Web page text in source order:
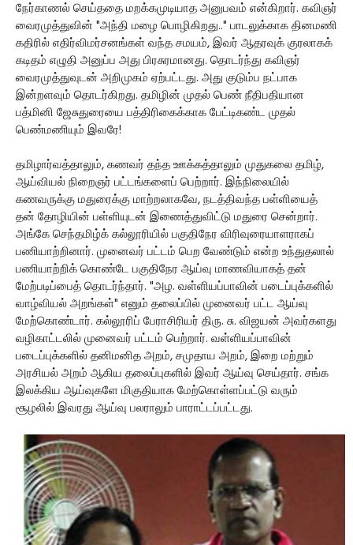
நேர்காணல் செய்ததை மறக்கமுடியாத அனுபவம் என்கிறார். கவிஞர்
வைரமுத்துவின் "அந்தி மழை பொழிகிறது.." பாடலுக்காக தினமணி
கதிரில் எதிர்விமர்சனங்கள் வந்த சமயம், இவர் ஆதரவுக் குரலாகக்
கடிதம் எழுதி அனுப்ப அது பிரசுரமானது. தொடர்ந்து கவிஞர்
வைரமுத்துவுடன் அறிமுகம் ஏற்பட்டது. அது குடும்ப நட்பாக
இன்றளவும் தொடர்கிறது. தமிழின் முதல் பெண் நீதிபதியான
பத்மினி ஜேசுதுரையை பத்திரிகைக்காக பேட்டிகண்ட முதல்
பெண்மணியும் இவரே!
தமிழார்வத்தாலும், கணவர் தந்த ஊக்கத்தாலும் முதுகலை தமிழ்,
ஆய்வியல் நிறைஞர் பட்டங்களைப் பெற்றார். இந்நிலையில்
கணவருக்கு மதுரைக்கு மாற்றலாகவே, நடத்திவந்த பள்ளியைத்
தன் தோழியின் பள்ளியுடன் இணைத்துவிட்டு மதுரை சென்றார்.
அங்கே செந்தமிழ்க் கல்லூரியில் பகுதிநேர விரிவுரையாளராகப்
பணியாற்றினார். முனைவர் பட்டம் பெற வேண்டும் என்ற உந்துதலால்
பணியாற்றிக் கொண்டே பகுதிநேர ஆய்வு மாணவியாகத் தன்
மேற்படிப்பைத் தொடர்ந்தார். "அழ. வள்ளியப்பாவின் படைப்புக்களில்
வாழ்வியல் அறங்கள்" எனும் தலைப்பில் முனைவர் பட்ட ஆய்வு
மேற்கொண்டார். கல்லூரிப் பேராசிரியர் திரு. சு. விஜயன் அவர்களது
வழிகாட்டலில் முனைவர் பட்டம் பெற்றார். வள்ளியப்பாவின்
படைப்புக்களில் தனிமனித அறம், சமுதாய அறம், இறை மற்றும்
அரசியல் அறம் ஆகிய தலைப்புகளில் இவர் ஆய்வு செய்தார். சங்க
இலக்கிய ஆய்வுகளே மிகுதியாக மேற்கொள்ளப்பட்டு வரும்
சூழலில் இவரது ஆய்வு பலராலும் பாராட்டப்பட்டது.